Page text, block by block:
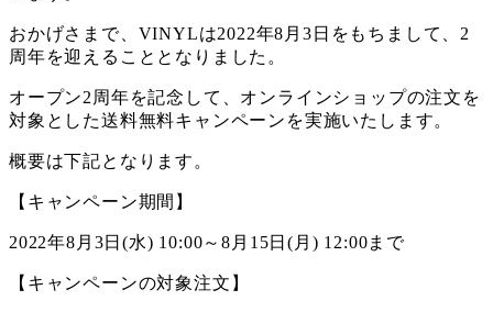
おかげさまで、VINYLは2022年8月3日をもちまして、2
周年を迎えることとなりました。
オープン2周年を記念して、オンラインショップの注文を
対象とした送料無料キャンペーンを実施いたします。
概要は下記となります。
【キャンペーン期間】
2022年8月3日(水) 10:00～8月15日(月) 12:00まで
【キャンペーンの対象注文】